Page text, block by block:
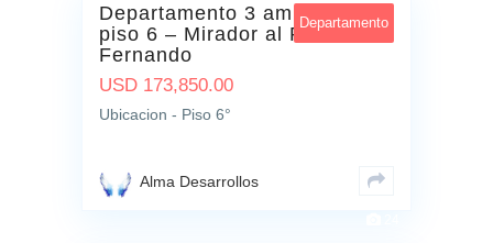
Departamento
Departamento 3 ambientes –
piso 6 – Mirador al Rio – San
Fernando
USD 173,850.00
Ubicacion - Piso 6°
Alma Desarrollos